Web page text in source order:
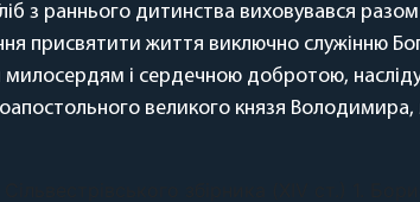
з раннього дитинства виховувався
присвятити життя виключно служінню
милосердям і сердечною добротою,
великого князя Володимира,